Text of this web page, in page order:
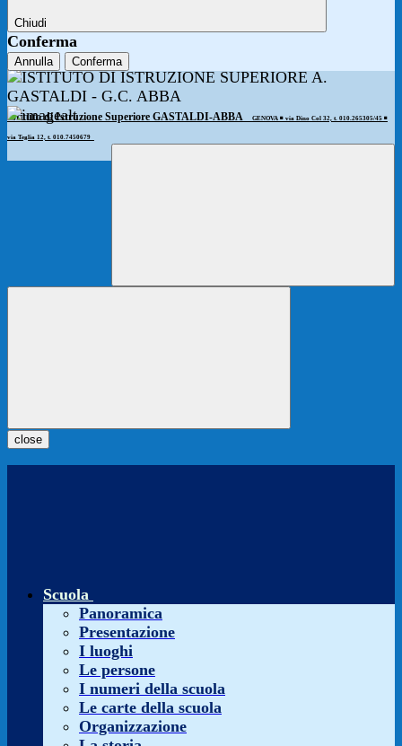
Chiudi
Conferma
Annulla Conferma
Istituto di Istruzione Superiore GASTALDI-ABBA GENOVA ◾️ via Dino Col 32, t. 010.265305/45 ◾️
via Teglia 12, t. 010.7450679
close
Scuola
Panoramica
Presentazione
I luoghi
Le persone
I numeri della scuola
Le carte della scuola
Organizzazione